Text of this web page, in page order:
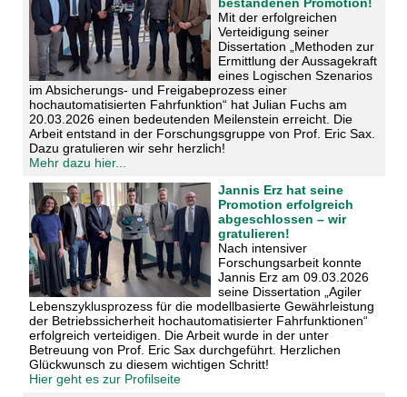
Mit der erfolgreichen
Verteidigung seiner
Dissertation „Methoden zur
Ermittlung der Aussagekraft
eines Logischen Szenarios
im Absicherungs- und Freigabeprozess einer
hochautomatisierten Fahrfunktion“ hat Julian Fuchs am
20.03.2026 einen bedeutenden Meilenstein erreicht. Die
Arbeit entstand in der Forschungsgruppe von Prof. Eric Sax.
Dazu gratulieren wir sehr herzlich!
Mehr dazu hier...
Jannis Erz hat seine
Promotion erfolgreich
abgeschlossen – wir
gratulieren!
Nach intensiver
Forschungsarbeit konnte
Jannis Erz am 09.03.2026
seine Dissertation „Agiler
Lebenszyklusprozess für die modellbasierte Gewährleistung
der Betriebssicherheit hochautomatisierter Fahrfunktionen“
erfolgreich verteidigen. Die Arbeit wurde in der unter
Betreuung von Prof. Eric Sax durchgeführt. Herzlichen
Glückwunsch zu diesem wichtigen Schritt!
Hier geht es zur Profilseite